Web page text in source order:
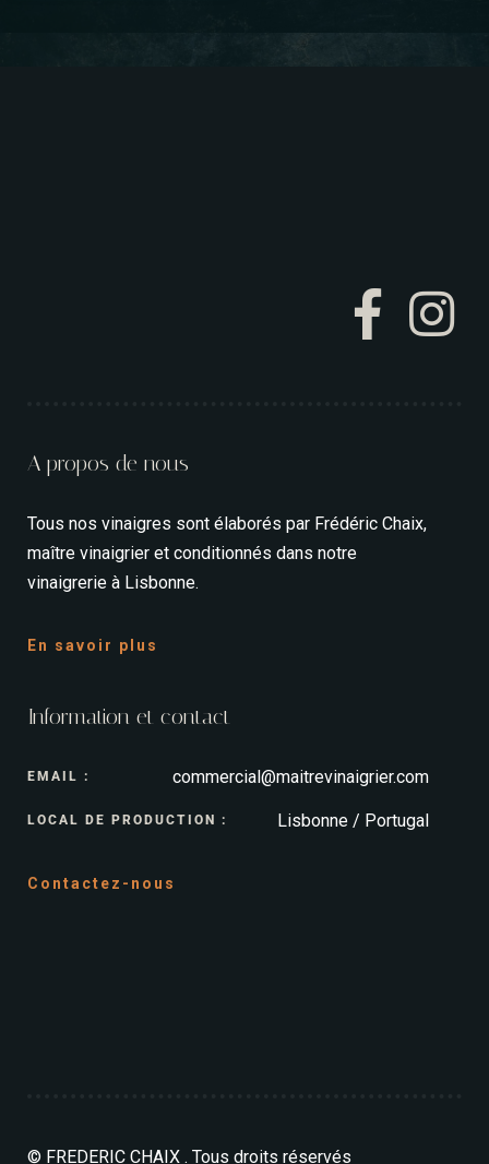
A propos de nous
Tous nos vinaigres sont élaborés par Frédéric Chaix,
maître vinaigrier et conditionnés dans notre
vinaigrerie à Lisbonne.
En savoir plus
Information et contact
EMAIL : commercial@maitrevinaigrier.com
LOCAL DE PRODUCTION : Lisbonne / Portugal
Contactez-nous
© FREDERIC CHAIX . Tous droits réservés